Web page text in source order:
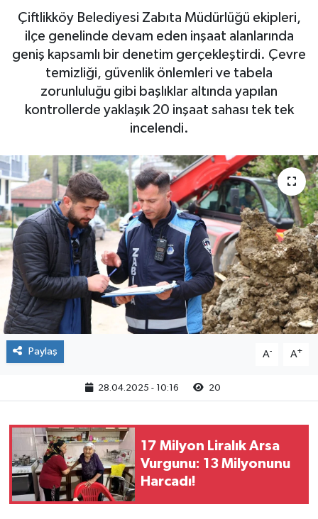
Çiftlikköy Belediyesi Zabıta Müdürlüğü ekipleri,
ilçe genelinde devam eden inşaat alanlarında
geniş kapsamlı bir denetim gerçekleştirdi. Çevre
temizliği, güvenlik önlemleri ve tabela
zorunluluğu gibi başlıklar altında yapılan
kontrollerde yaklaşık 20 inşaat sahası tek tek
incelendi.
Paylaş A- A+
28.04.2025 - 10:16 20
17 Milyon Liralık Arsa
Vurgunu: 13 Milyonunu
Harcadı!
Yaşam